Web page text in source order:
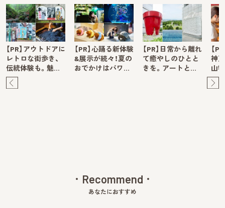
【PR】アウトドアに
レトロな街歩き、
伝統体験も。魅…
【PR】心踊る新体験
&展示が続々！夏の
おでかけはパワ…
【PR】日常から離れ
て癒やしのひとと
きを。アートと…
【
神
山
Recommend
あなたにおすすめ